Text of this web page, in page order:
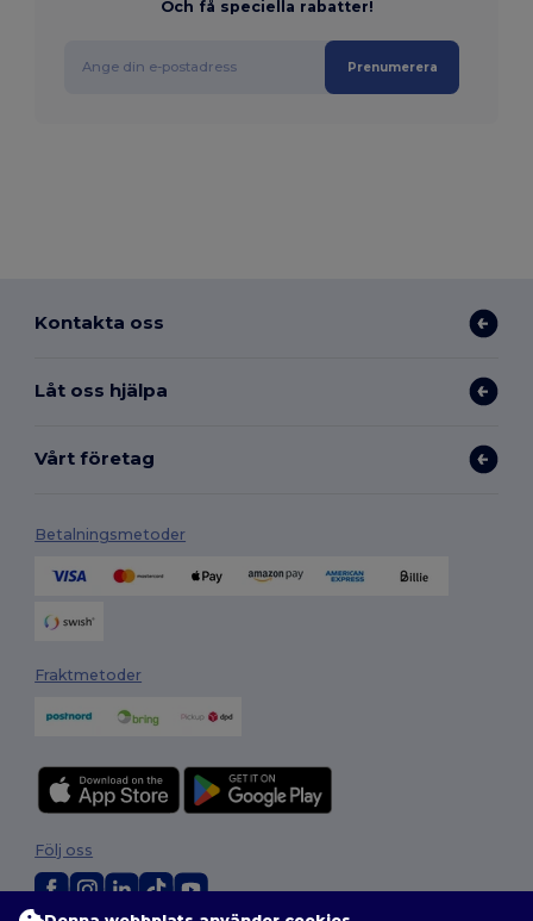
Och få speciella rabatter!
Prenumerera
Kontakta oss
Låt oss hjälpa
Vårt företag
Betalningsmetoder
Fraktmetoder
Följ oss